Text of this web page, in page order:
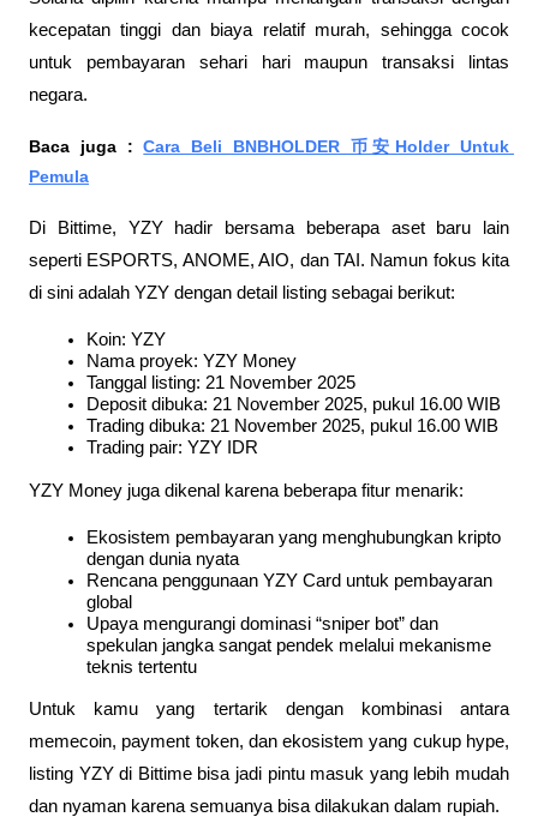
kecepatan tinggi dan biaya relatif murah, sehingga cocok
untuk pembayaran sehari hari maupun transaksi lintas
negara.
Baca juga : Cara Beli BNBHOLDER 币安Holder Untuk
Pemula
Di Bittime, YZY hadir bersama beberapa aset baru lain
seperti ESPORTS, ANOME, AIO, dan TAI. Namun fokus kita
di sini adalah YZY dengan detail listing sebagai berikut:
Koin: YZY
Nama proyek: YZY Money
Tanggal listing: 21 November 2025
Deposit dibuka: 21 November 2025, pukul 16.00 WIB
Trading dibuka: 21 November 2025, pukul 16.00 WIB
Trading pair: YZY IDR
YZY Money juga dikenal karena beberapa fitur menarik:
Ekosistem pembayaran yang menghubungkan kripto
dengan dunia nyata
Rencana penggunaan YZY Card untuk pembayaran
global
Upaya mengurangi dominasi “sniper bot” dan
spekulan jangka sangat pendek melalui mekanisme
teknis tertentu
Untuk kamu yang tertarik dengan kombinasi antara
memecoin, payment token, dan ekosistem yang cukup hype,
listing YZY di Bittime bisa jadi pintu masuk yang lebih mudah
dan nyaman karena semuanya bisa dilakukan dalam rupiah.